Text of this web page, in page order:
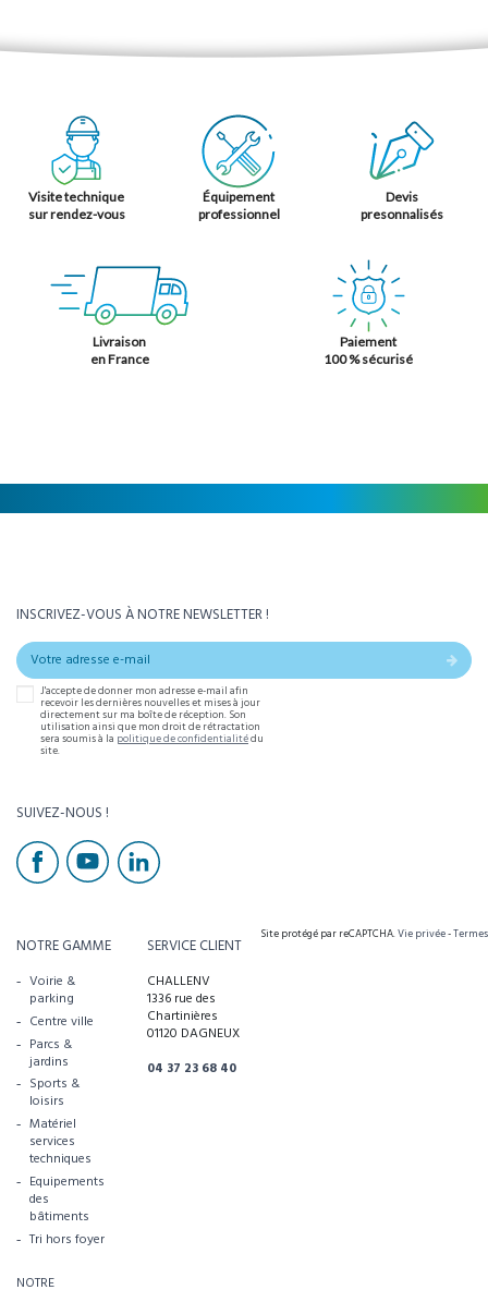
Visite technique
sur rendez-vous
Équipement
professionnel
Devis
presonnalisés
Livraison
en France
Paiement
100 % sécurisé
INSCRIVEZ-VOUS À NOTRE NEWSLETTER !
J'accepte de donner mon adresse e-mail afin
recevoir les dernières nouvelles et mises à jour
directement sur ma boîte de réception. Son
utilisation ainsi que mon droit de rétractation
sera soumis à la politique de confidentialitédu
site.
SUIVEZ-NOUS !
NOTRE GAMME
Voirie &
parking
Centre ville
Parcs &
jardins
Sports &
loisirs
Matériel
services
techniques
Equipements
des
bâtiments
Tri hors foyer
NOTRE
SERVICE CLIENT
CHALLENV
1336 rue des
Chartinières
01120 DAGNEUX
04 37 23 68 40
Site protégé par reCAPTCHA.Vie privée-Termes